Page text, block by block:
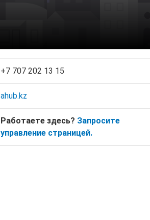
+7 707 202 13 15
ahub.kz
Работаете здесь? Запросите
управление страницей.